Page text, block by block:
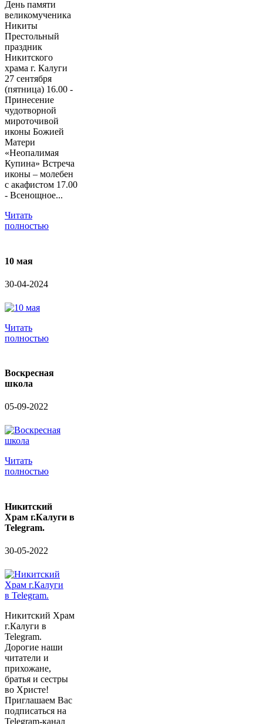
День памяти
великомученика
Никиты
Престольный
праздник
Никитского
храма г. Калуги
27 сентября
(пятница) 16.00 -
Принесение
чудотворной
мироточивой
иконы Божией
Матери
«Неопалимая
Купина» Встреча
иконы – молебен
с акафистом 17.00
- Всенощное...
Читать
полностью
10 мая
30-04-2024
Читать
полностью
Воскресная
школа
05-09-2022
Читать
полностью
Никитский
Храм г.Калуги в
Telegram.
30-05-2022
Никитский Храм
г.Калуги в
Telegram.
Дорогие наши
читатели и
прихожане,
братья и сестры
во Христе!
Приглашаем Вас
подписаться на
Telegram-канал